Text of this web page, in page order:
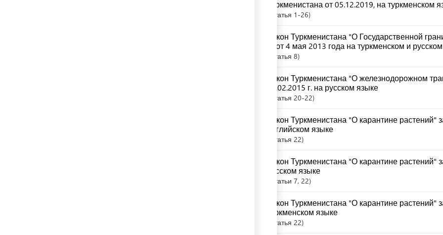
Туркменистана от 05.12.2019, на туркменском
Статья 1-26
Закон Туркменистана "О Государственной
IV от 4 мая 2013 года на туркменском и
Статья 8
Закон Туркменистана "О железнодорожном
28.02.2015 г. на русском языке
Статья 20-22
Закон Туркменистана "О карантине растений"
английском языке
Статья 22
Закон Туркменистана "О карантине растений"
русском языке
Статьи 7, 22
Закон Туркменистана "О карантине растений"
туркменском языке
Статья 22